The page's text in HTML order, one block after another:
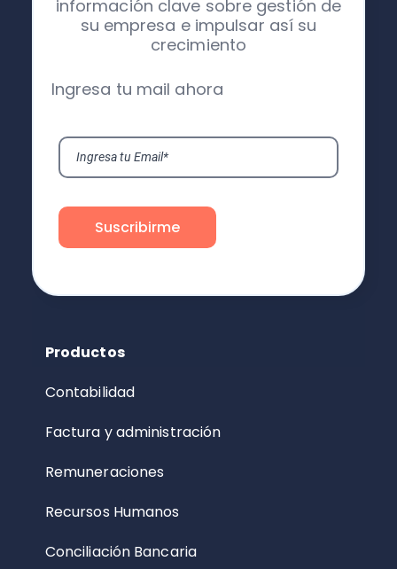
información clave sobre gestión de
su empresa e impulsar así su
crecimiento
Ingresa tu mail ahora
Productos
Contabilidad
Factura y administración
Remuneraciones
Recursos Humanos
Conciliación Bancaria